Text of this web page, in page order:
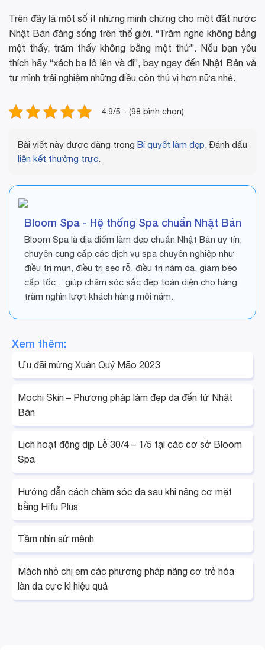
Trên đây là một số ít những minh chững cho một đất nước
Nhật Bản đáng sống trên thế giới. “Trăm nghe không bằng
một thấy, trăm thấy không bằng một thử”. Nếu bạn yêu
thích hãy “xách ba lô lên và đi”, bay ngay đến Nhật Bản và
tự mình trải nghiệm những điều còn thú vị hơn nữa nhé.
4.9/5 - (98 bình chọn)
Bài viết này được đăng trong Bí quyết làm đẹp. Đánh dấu
liên kết thường trực.
Bloom Spa - Hệ thống Spa chuẩn Nhật Bản
Bloom Spa là địa điểm làm đẹp chuẩn Nhật Bản uy tín,
chuyên cung cấp các dịch vụ spa chuyên nghiệp như
điều trị mụn, điều trị sẹo rỗ, điều trị nám da, giảm béo
cấp tốc... giúp chăm sóc sắc đẹp toàn diện cho hàng
trăm nghìn lượt khách hàng mỗi năm.
Xem thêm:
Ưu đãi mừng Xuân Quý Mão 2023
Mochi Skin – Phương pháp làm đẹp da đến từ Nhật
Bản
Lịch hoạt động dịp Lễ 30/4 – 1/5 tại các cơ sở Bloom
Spa
Hướng dẫn cách chăm sóc da sau khi nâng cơ mặt
bằng Hifu Plus
Tầm nhìn sứ mệnh
Mách nhỏ chị em các phương pháp nâng cơ trẻ hóa
làn da cực kì hiệu quả